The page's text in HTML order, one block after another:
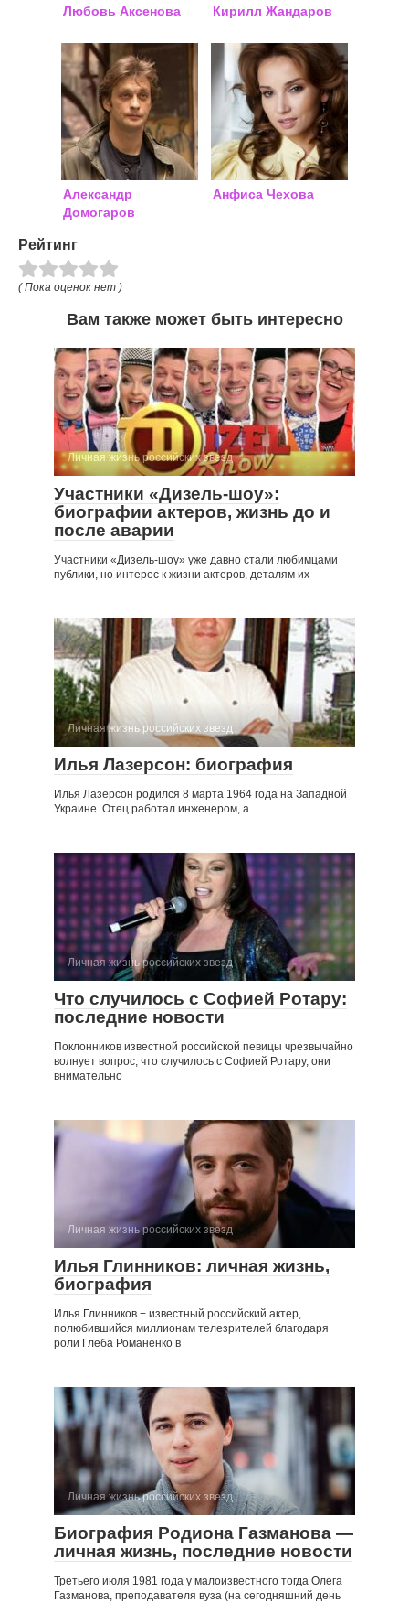
Любовь Аксенова Кирилл Жандаров
Александр
Домогаров
Анфиса Чехова
Рейтинг
( Пока оценок нет )
Вам также может быть интересно
Личная жизнь российских звезд
Участники «Дизель-шоу»:
биографии актеров, жизнь до и
после аварии
Участники «Дизель-шоу» уже давно стали любимцами
публики, но интерес к жизни актеров, деталям их
Личная жизнь российских звезд
Илья Лазерсон: биография
Илья Лазерсон родился 8 марта 1964 года на Западной
Украине. Отец работал инженером, а
Личная жизнь российских звезд
Что случилось с Софией Ротару:
последние новости
Поклонников известной российской певицы чрезвычайно
волнует вопрос, что случилось с Софией Ротару, они
внимательно
Личная жизнь российских звезд
Илья Глинников: личная жизнь,
биография
Илья Глинников − известный российский актер,
полюбившийся миллионам телезрителей благодаря
роли Глеба Романенко в
Личная жизнь российских звезд
Биография Родиона Газманова —
личная жизнь, последние новости
Третьего июля 1981 года у малоизвестного тогда Олега
Газманова, преподавателя вуза (на сегодняшний день